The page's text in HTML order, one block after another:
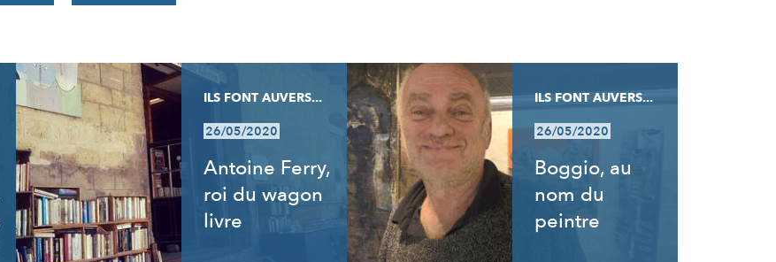
ILS FONT AUVERS...
26/05/2020
Antoine Ferry,
roi du wagon
livre
ILS FONT AUVERS...
26/05/2020
Boggio, au
nom du
peintre